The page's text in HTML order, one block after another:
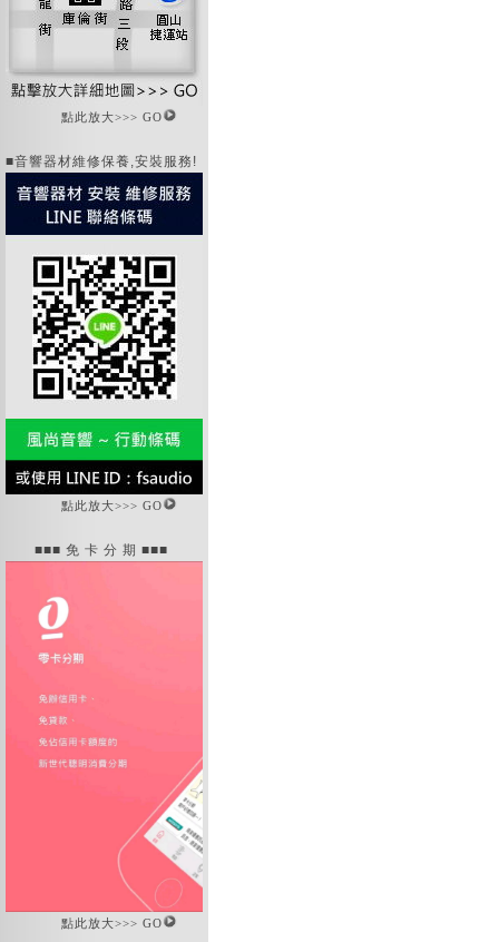
點此放大>>> GO
■音響器材維修保養,安裝服務!
點此放大>>> GO
■■■ 免 卡 分 期 ■■■
點此放大>>> GO